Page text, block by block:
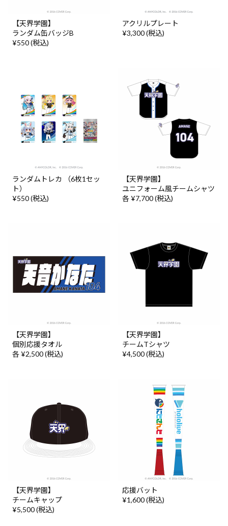
【天界学園】
ランダム缶バッジB
¥550 (税込)
アクリルプレート
¥3,300 (税込)
ランダムトレカ （6枚1セッ
ト）
¥550 (税込)
【天界学園】
ユニフォーム風チームシャツ
各 ¥7,700 (税込)
【天界学園】
個別応援タオル
各 ¥2,500 (税込)
【天界学園】
チームTシャツ
¥4,500 (税込)
【天界学園】
チームキャップ
¥5,500 (税込)
応援バット
¥1,600 (税込)